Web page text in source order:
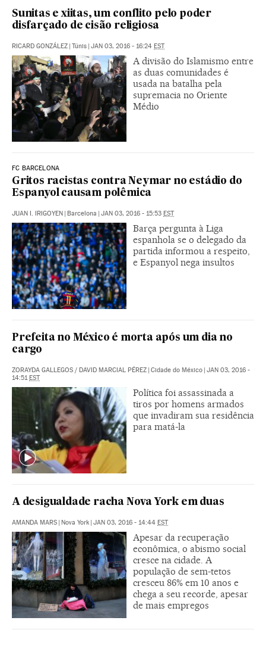
Sunitas e xiitas, um conflito pelo poder
disfarçado de cisão religiosa
RICARD GONZÁLEZ Túnis JAN 03, 2016 - 16:24 EST
A divisão do Islamismo entre
as duas comunidades é
usada na batalha pela
supremacia no Oriente
Médio
FC BARCELONA
Gritos racistas contra Neymar no estádio do
Espanyol causam polêmica
JUAN I. IRIGOYEN | Barcelona | JAN 03, 2016 - 15:53 EST
Barça pergunta à Liga
espanhola se o delegado da
partida informou a respeito,
e Espanyol nega insultos
Prefeita no México é morta após um dia no
cargo
ZORAYDA GALLEGOS / DAVID MARCIAL PÉREZ | Cidade do México | JAN 03, 2016 -
14:51EST
Política foi assassinada a
tiros por homens armados
que invadiram sua residência
para matá-la
A desigualdade racha Nova York em duas
AMANDA MARS | Nova York | JAN 03, 2016 - 14:44 EST
Apesar da recuperação
econômica, o abismo social
cresce na cidade. A
população de sem-tetos
cresceu 86% em 10 anos e
chega a seu recorde, apesar
de mais empregos